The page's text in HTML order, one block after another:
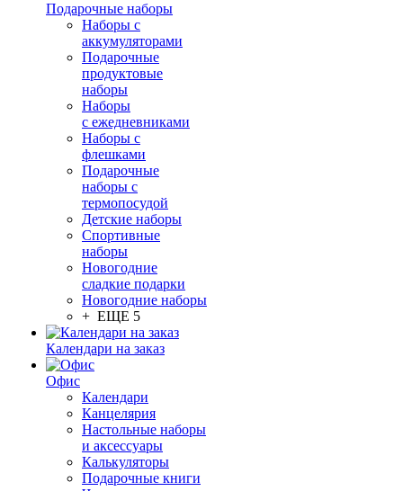
Подарочные наборы
Наборы с
аккумуляторами
Подарочные
продуктовые
наборы
Наборы
с ежедневниками
Наборы с
флешками
Подарочные
наборы с
термопосудой
Детские наборы
Спортивные
наборы
Новогодние
сладкие подарки
Новогодние наборы
+ ЕЩЕ 5
Календари на заказ
Офис
Календари
Канцелярия
Настольные наборы
и аксессуары
Калькуляторы
Подарочные книги